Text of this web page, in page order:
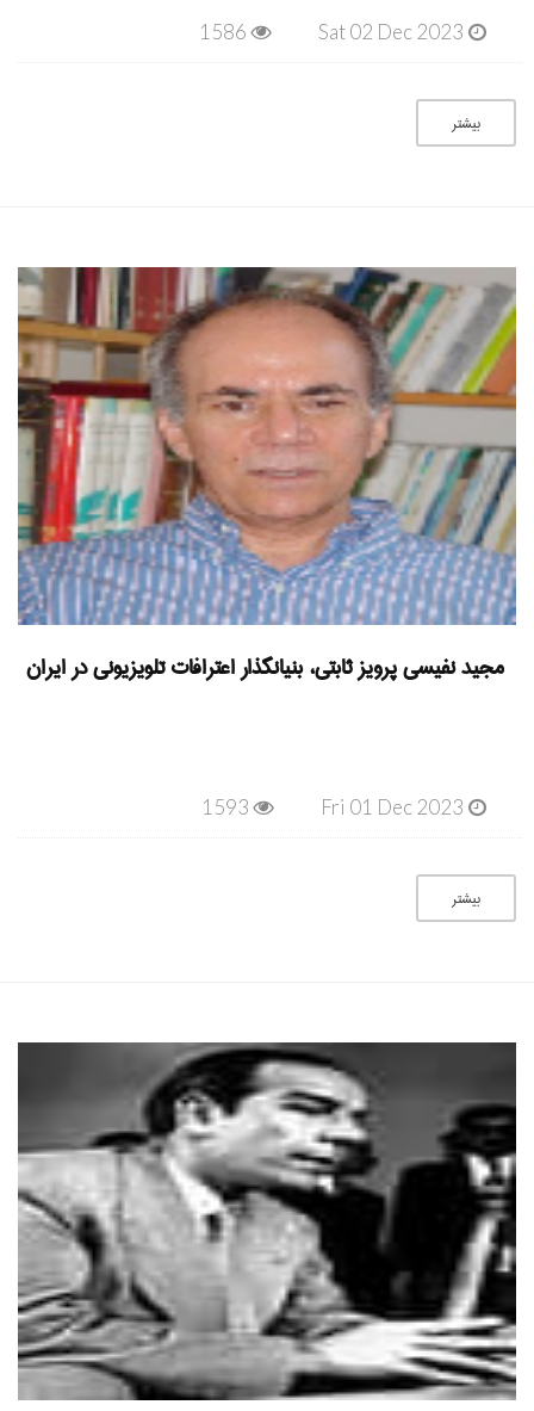
Sat 02 Dec 2023
1586
بیشتر
مجید نفیسی پرویز ثابتی، بنیانگذار اعترافات تلویزیونی در ایران
Fri 01 Dec 2023
1593
بیشتر